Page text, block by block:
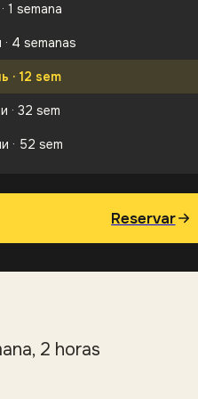
1 semana
4 semanas
· 12 sem
· 32 sem
· 52 sem
Reservar
2 horas